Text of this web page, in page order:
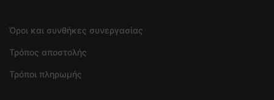
Όροι και συνθήκες συνεργασίας
Τρόπος αποστολής
Τρόποι πληρωμής